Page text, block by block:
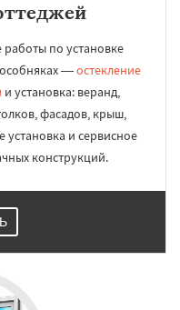
по установке
—остекление
и установка: веранд,
фасадов, крыш,
и сервисное
конструкций.